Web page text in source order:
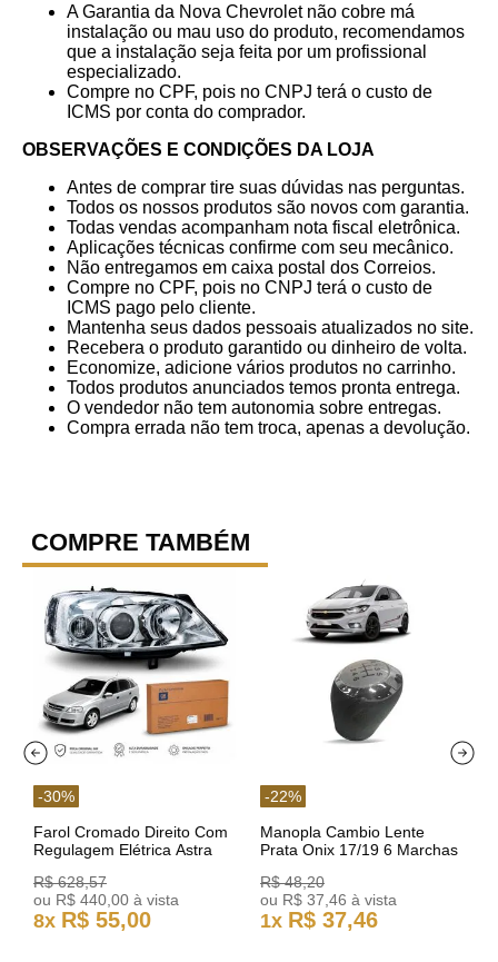
A Garantia da Nova Chevrolet não cobre má
instalação ou mau uso do produto, recomendamos
que a instalação seja feita por um profissional
especializado.
Compre no CPF, pois no CNPJ terá o custo de
ICMS por conta do comprador.
OBSERVAÇÕES E CONDIÇÕES DA LOJA
Antes de comprar tire suas dúvidas nas perguntas.
Todos os nossos produtos são novos com garantia.
Todas vendas acompanham nota fiscal eletrônica.
Aplicações técnicas confirme com seu mecânico.
Não entregamos em caixa postal dos Correios.
Compre no CPF, pois no CNPJ terá o custo de
ICMS pago pelo cliente.
Mantenha seus dados pessoais atualizados no site.
Recebera o produto garantido ou dinheiro de volta.
Economize, adicione vários produtos no carrinho.
Todos produtos anunciados temos pronta entrega.
O vendedor não tem autonomia sobre entregas.
Compra errada não tem troca, apenas a devolução.
COMPRE TAMBÉM
-30%
Farol Cromado Direito Com
Regulagem Elétrica Astra
R$ 628,57
ou R$ 440 00 à vista
8x R$ 55,00
-22%
Manopla Cambio Lente
Prata Onix 17/19 6 Marchas
R$ 48,20
ou R$ 37 46 à vista
1x R$ 37,46